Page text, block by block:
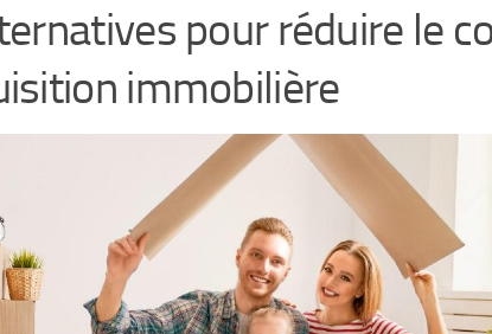
pour réduire le
immobilière